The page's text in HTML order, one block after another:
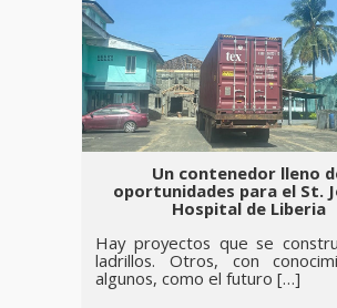
Un contenedor lleno
oportunidades para el St.
Hospital de Liberia
Hay proyectos que se
ladrillos. Otros, con
algunos, como el futuro […]